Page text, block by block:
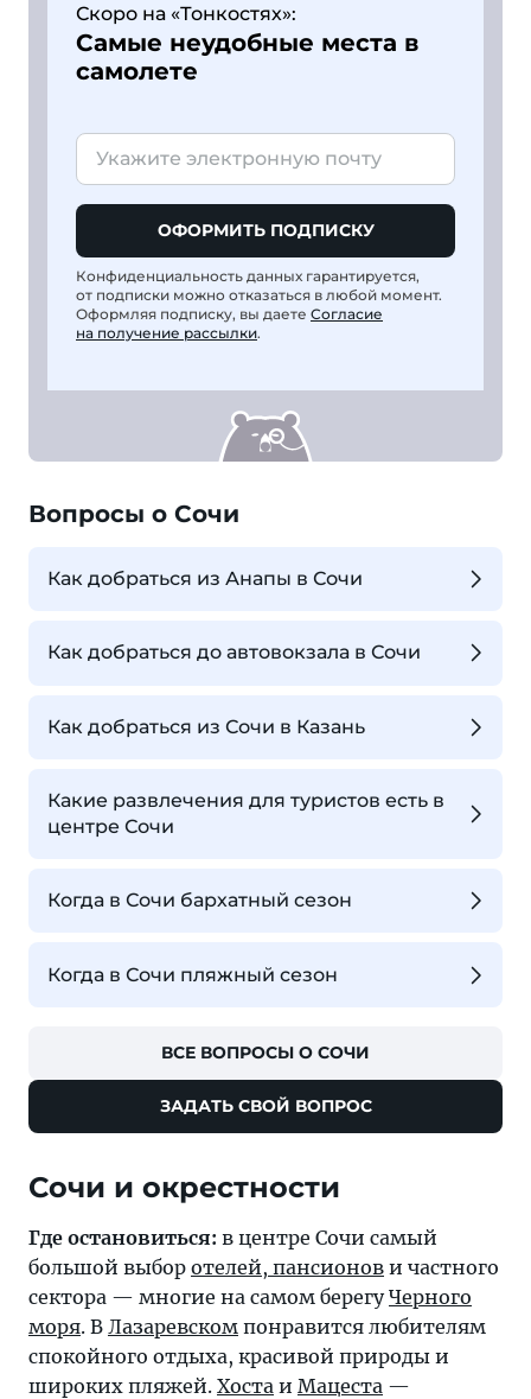
Скоро на «Тонкостях»:
Самые неудобные места в
самолете
ОФОРМИТЬ ПОДПИСКУ
Конфиденциальность данных гарантируется,
от подписки можно отказаться в любой момент.
Оформляя подписку, вы даете Согласие
на получение рассылки.
Вопросы о Сочи
Как добраться из Анапы в Сочи
Как добраться до автовокзала в Сочи
Как добраться из Сочи в Казань
Какие развлечения для туристов есть в
центре Сочи
Когда в Сочи бархатный сезон
Когда в Сочи пляжный сезон
ВСЕ ВОПРОСЫ О СОЧИ
ЗАДАТЬ СВОЙ ВОПРОС
Где остановиться: в центре Сочи самый
большой выбор отелей, пансионов и частного
сектора — многие на самом берегуЧерного
моря. В Лазаревском понравится любителям
спокойного отдыха, красивой природы и
широких пляжей. Хоста и Мацеста —